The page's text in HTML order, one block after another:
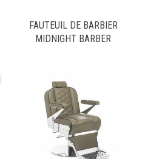
FAUTEUIL DE BARBIER
MIDNIGHT BARBER